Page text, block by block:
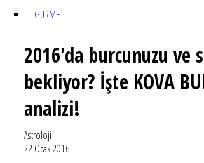
GURME
2016'da burcunuzu ve
bekliyor? İşte KOVA
analizi!
Astroloji
22 Ocak 2016